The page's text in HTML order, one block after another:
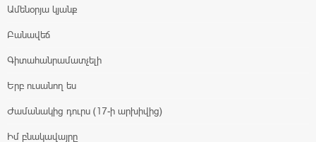
Ամենօրյա կյանք
Բանավեճ
Գիտահանրամատչելի
Երբ ուսանող ես
Ժամանակից դուրս (17-ի արխիվից)
Իմ բնակավայրը